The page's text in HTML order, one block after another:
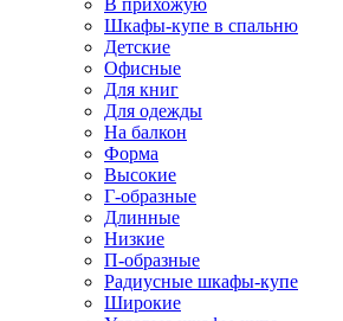
В прихожую
Шкафы-купе в спальню
Детские
Офисные
Для книг
Для одежды
На балкон
Форма
Высокие
Г-образные
Длинные
Низкие
П-образные
Радиусные шкафы-купе
Широкие